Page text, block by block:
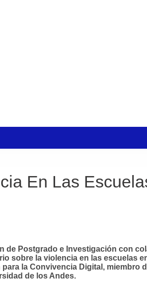
En Las
de Postgrado e Investigación con
sobre la violencia en las escuelas
la Convivencia Digital,
de los Andes.